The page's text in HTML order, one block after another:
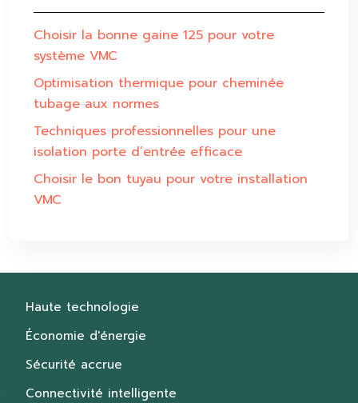
Choisir la bonne gaine 125 pour votre
système VMC
Optimisation thermique pour cheminée
tubage aux normes
Techniques professionnelles pour une
isolation porte d’entrée efficace
Choisir le bon tuyau pour votre installation
VMC
Haute technologie
Économie d'énergie
Sécurité accrue
Connectivité intelligente